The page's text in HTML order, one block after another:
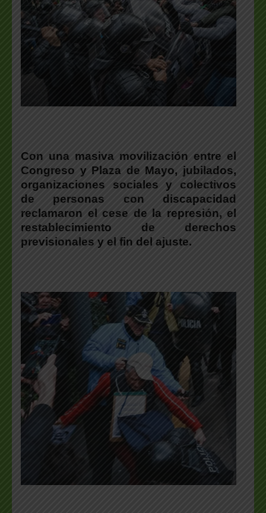
Con una masiva movilización entre el
Congreso y Plaza de Mayo, jubilados,
organizaciones sociales y colectivos
de personas con discapacidad
reclamaron el cese de la represión, el
restablecimiento de derechos
previsionales y el fin del ajuste.